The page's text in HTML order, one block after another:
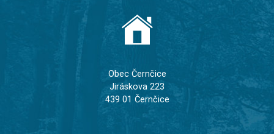
Obec Černčice
Jiráskova 223
439 01 Černčice